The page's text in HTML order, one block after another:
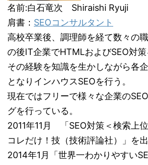
名前:白石竜次 Shiraishi Ryuji
肩書： SEOコンサルタント
高校卒業後、調理師を経て数々の
の後IT企業でHTMLおよびSEO対策
その経験を知識を生かしながら各
となりインハウスSEOを行う。
現在ではフリーで様々な企業の
グを行っている。
2011年11月 「SEO対策＜検索上
コレだけ！技（技術評論社）」を出
2014年1月「世界一わかりやすい